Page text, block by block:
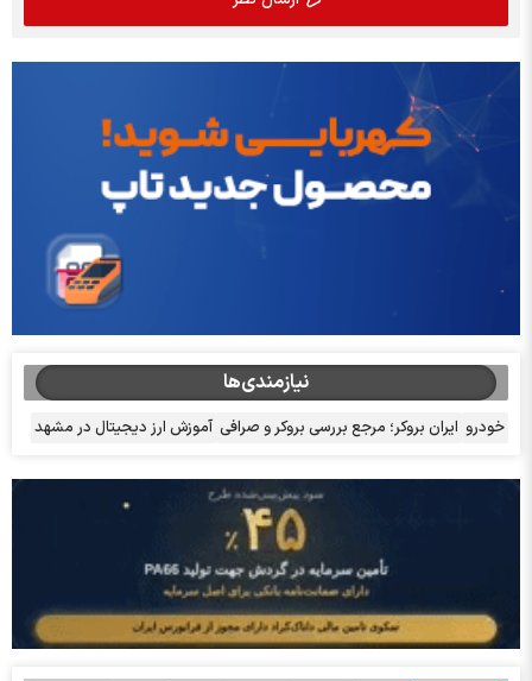
نیازمندی‌ها
خودرو ایران بروکر؛ مرجع بررسی بروکر و صرافی آموزش ارز دیجیتال در مشهد